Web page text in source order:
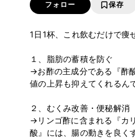
フォロー 保存
1日1杯、これ飲むだけで痩
１、脂肪の蓄積を防ぐ
→お酢の主成分である『酢
値の上昇も抑えてくれるん
２、むくみ改善・便秘解消
→リンゴ酢に含まれる『カ
酸』には、腸の動きを良く